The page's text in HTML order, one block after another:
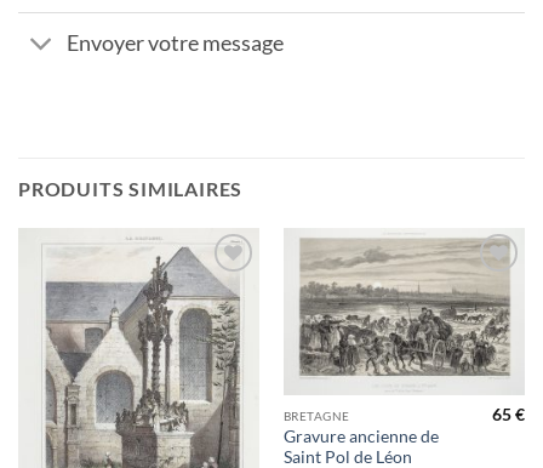
Envoyer votre message
PRODUITS SIMILAIRES
Ajouter
à la
wishlist
Ajouter
à la
wishlist
BRETAGNE
Gravure ancienne de
Saint Pol de Léon
65€